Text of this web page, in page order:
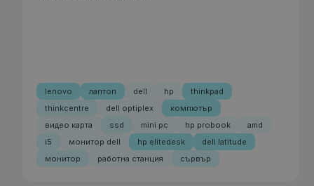
lenovo лаптоп dell hp
thinkpad
thinkcentre
dell optiplex
компютър
видео карта
ssd mini pc hp probook
amd
i5
монитор dell hp elitedesk
dell latitude
монитор
работна станция сървър